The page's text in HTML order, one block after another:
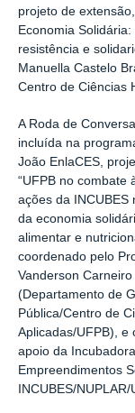
projeto de
Economia
resistência e
Manuella Castelo
Centro de Ciências
A Roda de
incluída na
João EnlaCES,
“UFPB no combate
ações da INCUBES
da economia
alimentar e
coordenado pelo
Vanderson Carneiro
(Departamento de
Pública/Centro de
Aplicadas/UFPB), e
apoio da
Empreendimentos
INCUBES/NUPLAR/